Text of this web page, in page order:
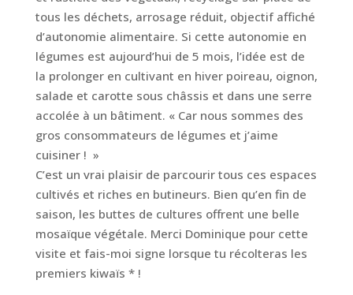
tous les déchets, arrosage réduit, objectif affiché
d’autonomie alimentaire. Si cette autonomie en
légumes est aujourd’hui de 5 mois, l’idée est de
la prolonger en cultivant en hiver poireau, oignon,
salade et carotte sous châssis et dans une serre
accolée à un bâtiment. « Car nous sommes des
gros consommateurs de légumes et j’aime
cuisiner ! »
C’est un vrai plaisir de parcourir tous ces espaces
cultivés et riches en butineurs. Bien qu’en fin de
saison, les buttes de cultures offrent une belle
mosaïque végétale. Merci Dominique pour cette
visite et fais-moi signe lorsque tu récolteras les
premiers kiwaïs * !